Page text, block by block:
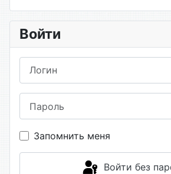
Войти
Запомнить меня
Войти без